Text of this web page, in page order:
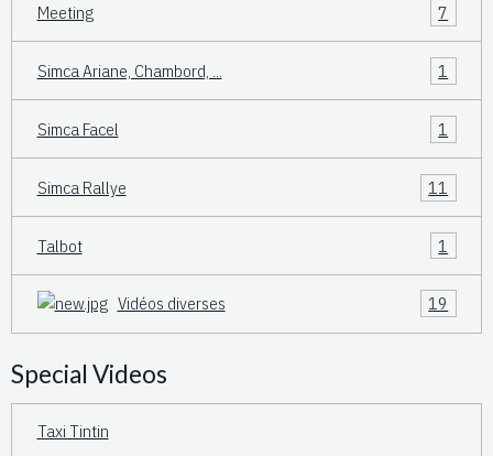
Meeting 7
Simca Ariane, Chambord, ... 1
Simca Facel 1
Simca Rallye 11
Talbot 1
Vidéos diverses 19
Special Videos
Taxi Tintin